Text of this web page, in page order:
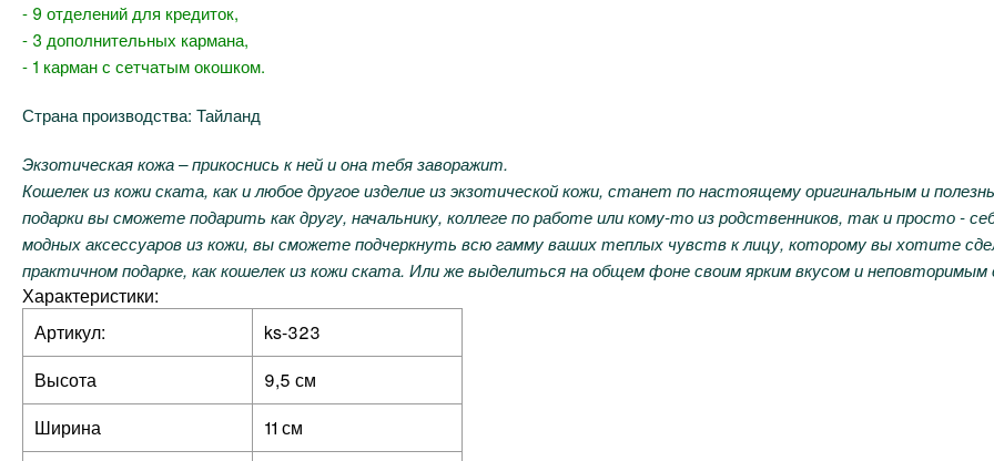
- 9 отделений для кредиток,
- 3 дополнительных кармана,
- 1 карман с сетчатым окошком.
Страна производства: Тайланд
Экзотическая кожа – прикоснись к ней и она тебя заворажит.
Кошелек из кожи ската, как и любое другое изделие из экзотической кожи, станет по настоящему оригинальным и
подарки вы сможете подарить как другу, начальнику, коллеге по работе или кому-то из родственников, так и просто
модных аксессуаров из кожи, вы сможете подчеркнуть всю гамму ваших теплых чувств к лицу, которому вы хотите
практичном подарке, как кошелек из кожи ската. Или же выделиться на общем фоне своим ярким вкусом и
Характеристики:
Артикул:
ks-323
Высота
9,5 см
Ширина
11 см